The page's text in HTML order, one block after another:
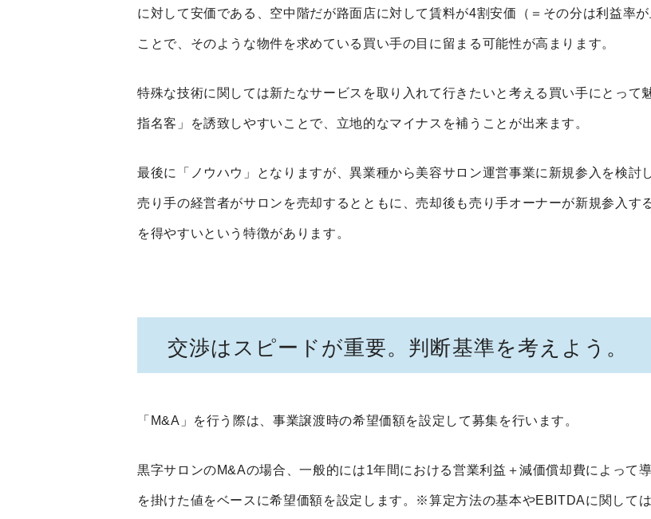
に対して安価である、空中階だが路面店に対して賃料が4割安価（＝その分は利益率
ことで、そのような物件を求めている買い手の目に留まる可能性が高まります。
特殊な技術に関しては新たなサービスを取り入れて行きたいと考える買い手にとって
指名客」を誘致しやすいことで、立地的なマイナスを補うことが出来ます。
最後に「ノウハウ」となりますが、異業種から美容サロン運営事業に新規参入を検討
売り手の経営者がサロンを売却するとともに、売却後も売り手オーナーが新規参入す
を得やすいという特徴があります。
交渉はスピードが重要。判断基準を考えよう。
「M&A」を行う際は、事業譲渡時の希望価額を設定して募集を行います。
黒字サロンのM&Aの場合、一般的には1年間における営業利益＋減価償却費によって
を掛けた値をベースに希望価額を設定します。※算定方法の基本やEBITDAに関しては